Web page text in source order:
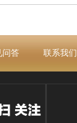
问答 联系我们